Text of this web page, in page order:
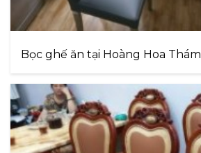
Bọc ghế ăn tại Hoàng Hoa Thám